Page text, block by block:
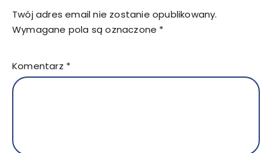
Twój adres email nie zostanie opublikowany.
Wymagane pola są oznaczone *
Komentarz *